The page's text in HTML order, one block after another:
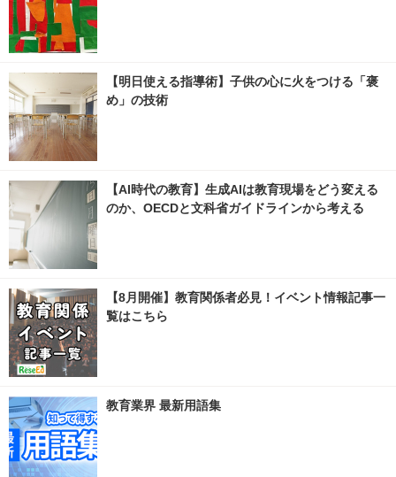
【明日使える指導術】子供の心に火をつける「褒
め」の技術
【AI時代の教育】生成AIは教育現場をどう変える
のか、OECDと文科省ガイドラインから考える
【8月開催】教育関係者必見！イベント情報記事一
覧はこちら
教育業界 最新用語集